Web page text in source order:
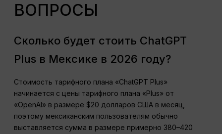
ВОПРОСЫ
Сколько будет стоить ChatGPT
Plus в Мексике в 2026 году?
Стоимость тарифного плана «ChatGPT Plus»
начинается с цены тарифного плана «Plus» от
«OpenAI» в размере $20 долларов США в месяц,
поэтому мексиканским пользователям обычно
выставляется сумма в размере примерно 380–420